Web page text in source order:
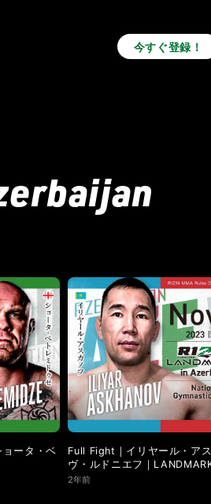
RIZIN.45 RIZIN.44
RIZIN.33
RIZIN.11 RIZIN.10
3rd TRIGGER 2nd TRIGGER 1st
vol.13 LANDMARK vol.12
vol.7 LANDMARK vol.6
今すぐ登録！
ータ・ベ
Full Fight｜イリヤール・ア
ヴ・ルドニエフ｜
2年前